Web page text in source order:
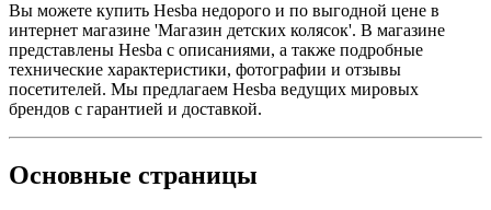
Вы можете купить Hesba недорого и по выгодной цене в
интернет магазине 'Магазин детских колясок'. В магазине
представлены Hesba с описаниями, а также подробные
технические характеристики, фотографии и отзывы
посетителей. Мы предлагаем Hesba ведущих мировых
брендов с гарантией и доставкой.
Основные страницы